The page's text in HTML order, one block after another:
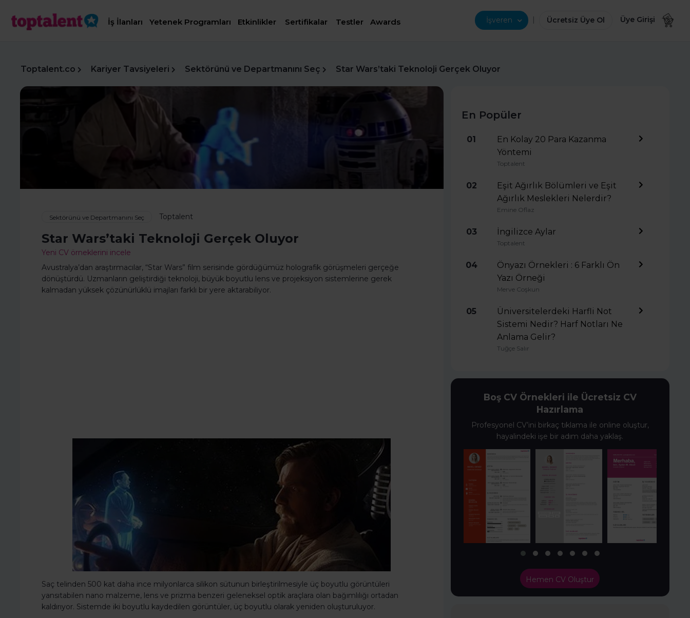
İş İlanları Yetenek Programları Etkinlikler Sertifikalar Testler Awards İşveren | Ücretsiz Üye Ol Üye Girişi
Toptalent.co Kariyer Tavsiyeleri Sektörünü ve Departmanını Seç Star Wars’taki Teknoloji Gerçek Oluyor
Sektörünü ve Departmanını Seç Toptalent
Star Wars’taki Teknoloji Gerçek Oluyor
Yeni CV örneklerini incele
Avustralya’dan araştırmacılar, “Star Wars” film serisinde gördüğümüz holografik görüşmeleri gerçeğe
dönüştürdü. Uzmanların geliştirdiği teknoloji, büyük boyutlu lens ve projeksiyon sistemlerine gerek
kalmadan yüksek çözünürlüklü imajları farklı bir yere aktarabiliyor.
Saç telinden 500 kat daha ince milyonlarca silikon sütunun birleştirilmesiyle üç boyutlu görüntüleri
yansıtabilen nano malzeme, lens ve prizma benzeri geleneksel optik araçlara olan bağımlılığı ortadan
kaldırıyor. Sistemde iki boyutlu kaydedilen görüntüler, üç boyutlu olarak yeniden oluşturuluyor.
En Popüler
01
En Kolay 20 Para Kazanma
Yöntemi
Toptalent
02
Eşit Ağırlık Bölümleri ve Eşit
Ağırlık Meslekleri Nelerdir?
Emine Oflaz
03 İngilizce Aylar
Toptalent
04
Önyazı Örnekleri : 6 Farklı Ön
Yazı Örneği
Merve Coşkun
05
Üniversitelerdeki Harfli Not
Sistemi Nedir? Harf Notları Ne
Anlama Gelir?
Tuğçe Salır
Boş CV Örnekleri ile Ücretsiz CV
Hazırlama
Profesyonel CV’ini birkaç tıklama ile online oluştur,
hayalindeki işe bir adım daha yaklaş.
Hemen CV Oluştur